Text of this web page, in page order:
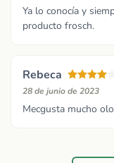
Ya lo conocía y
producto frosch.
Rebeca
28 de junio de 2023
Mecgusta mucho